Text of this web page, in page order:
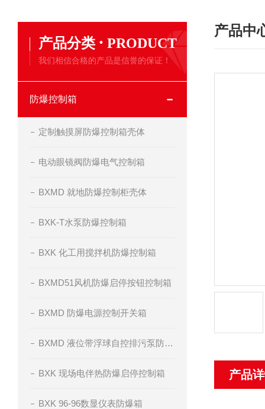
产品分类 · PRODUCT
我们相信合格的产品是信誉的保证！
防爆控制箱
定制触摸屏防爆控制箱壳体
电动眼镜阀防爆电气控制箱
BXMD 就地防爆控制柜壳体
BXK-T水泵防爆控制箱
BXK 化工用搅拌机防爆控制箱
BXMD51风机防爆启停按钮控制箱
BXMD 防爆电源控制开关箱
BXMD 液位带浮球自控排污泵防爆控制箱
BXK 现场电伴热防爆启停控制箱
BXK 96-96数显仪表防爆箱
产品中
产品